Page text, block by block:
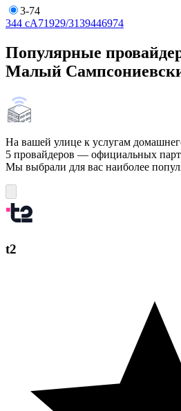
3-74
344 сА71929/3139446974
Популярные
Малый
На вашей улице к услугам
5 провайдеров — официальных
Мы выбрали для вас наиболее
t2